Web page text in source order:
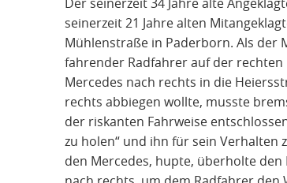
seinerzeit 21 Jahre alten
Mühlenstraße in Paderborn. Als der
fahrender Radfahrer auf der
Mercedes nach rechts in die
rechts abbiegen wollte, musste
der riskanten Fahrweise
zu holen“ und ihn für sein Verhalten
den Mercedes, hupte, überholte